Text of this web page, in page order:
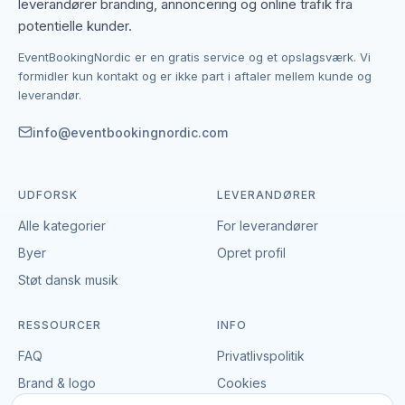
enkelte leverandør af paintball, lasergame &
skydning. EventBookingNordic er en åben portal – vi
aftalen på egne vilkår. Det giver mulighed for at
leverandører branding, annoncering og online trafik fra
potentielle kunder.
EventBookingNordic er en gratis service og et opslagsværk. Vi
formidler kun kontakt og er ikke part i aftaler mellem kunde og
leverandør.
info@eventbookingnordic.com
UDFORSK
Alle kategorier
Byer
Støt dansk musik
LEVERANDØRER
For leverandører
Opret profil
RESSOURCER
FAQ
Brand & logo
INFO
Privatlivspolitik
Cookies